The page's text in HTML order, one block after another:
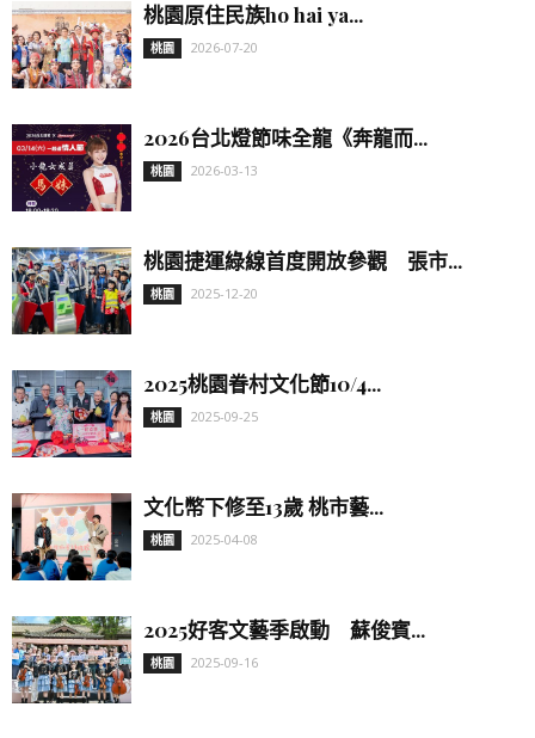
桃園原住民族ho hai ya...
桃園 2026-07-20
2026台北燈節味全龍《奔龍而...
桃園 2026-03-13
桃園捷運綠線首度開放參觀 張市...
桃園 2025-12-20
2025桃園眷村文化節10/4...
桃園 2025-09-25
文化幣下修至13歲 桃市藝...
桃園 2025-04-08
2025好客文藝季啟動 蘇俊賓...
桃園 2025-09-16